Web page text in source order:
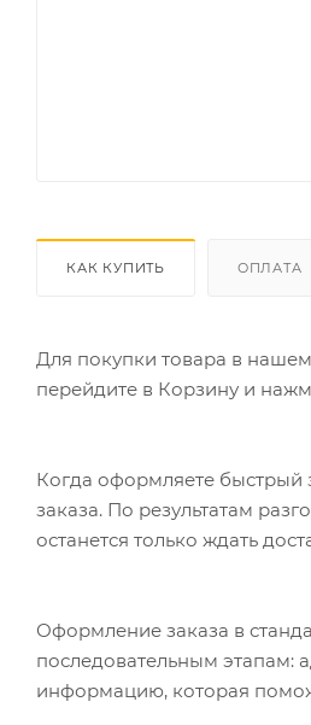
КАК КУПИТЬ ОПЛАТА
Для покупки товара в
перейдите в Корзину и
Когда оформляете быстрый
заказа. По результатам
останется только ждать
Оформление заказа в
последовательным этапам:
информацию, которая